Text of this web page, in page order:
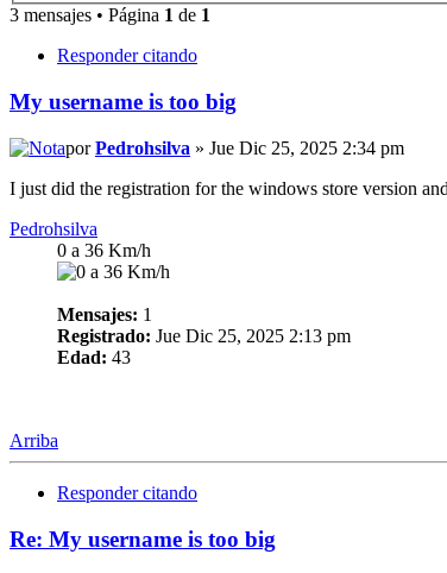
3 mensajes • Página 1 de 1
Responder citando
My username is too big
porPedrohsilva » Jue Dic 25, 2025 2:34 pm
I just did the registration for the windows store version
Pedrohsilva
0 a 36 Km/h
Mensajes: 1
Registrado: Jue Dic 25, 2025 2:13 pm
Edad: 43
Arriba
Responder citando
Re: My username is too big